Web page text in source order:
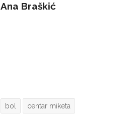
Ana Braškić
bol centar miketa